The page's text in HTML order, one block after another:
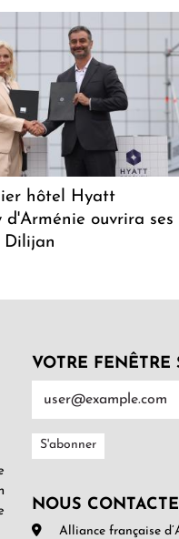
hôtel Hyatt
d'Arménie ouvrira ses
Dilijan
VOTRE FENÊTRE
NOUS
Alliance française